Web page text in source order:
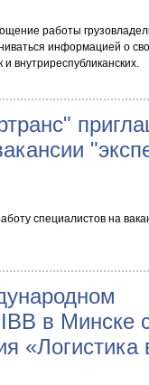
работы
информацией о
внутриреспубликанских.
специалистов на
в Минске
«Логистика